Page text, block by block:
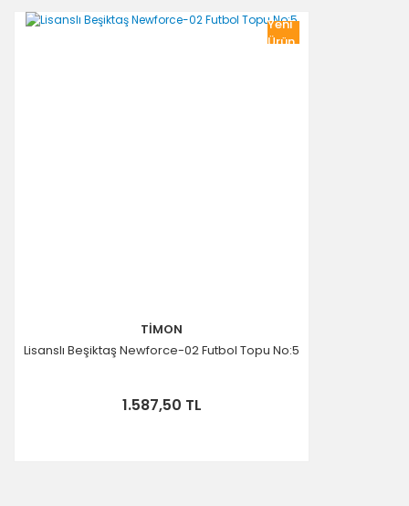
Yeni
Ürün
TİMON
Lisanslı Beşiktaş Newforce-02 Futbol Topu No:5
1.587,50 TL